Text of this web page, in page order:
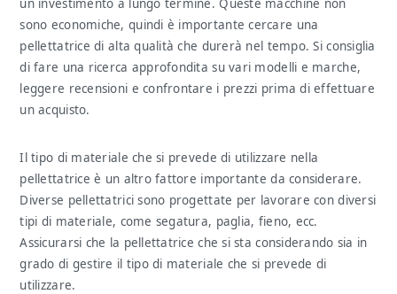
sono economiche, quindi è importante cercare una
pellettatrice di alta qualità che durerà nel tempo. Si consiglia
di fare una ricerca approfondita su vari modelli e marche,
leggere recensioni e confrontare i prezzi prima di effettuare
un acquisto.
Il tipo di materiale che si prevede di utilizzare nella
pellettatrice è un altro fattore importante da considerare.
Diverse pellettatrici sono progettate per lavorare con diversi
tipi di materiale, come segatura, paglia, fieno, ecc.
Assicurarsi che la pellettatrice che si sta considerando sia in
grado di gestire il tipo di materiale che si prevede di
utilizzare.